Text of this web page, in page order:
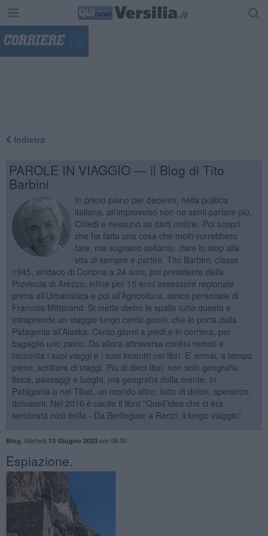
Indietro
PAROLE IN VIAGGIO — il Blog di Tito
Barbini
In primo piano per decenni, nella politica
italiana, all’improvviso non ne senti parlare più.
Chiedi e nessuno sa darti notizie. Poi scopri
che ha fatto una cosa che molti vorrebbero
fare, ma sognano soltanto: dare lo stop alla
vita di sempre e partire. Tito Barbini, classe
1945, sindaco di Cortona a 24 anni, poi presidente della
Provincia di Arezzo, infine per 15 anni assessore regionale
prima all’Urbanistica e poi all’Agricoltura, amico personale di
Francois Mitterand. Si mette dietro le spalle tutto questo e
intraprende un viaggio lungo cento giorni, che lo porta dalla
Patagonia all’Alaska. Cento giorni a piedi e in corriera, per
bagaglio uno zaino. Da allora attraversa confini remoti e
racconta i suoi viaggi e i suoi incontri nei libri. E’ ormai, a tempo
pieno, scrittore di viaggi. Più di dieci libri, non solo geografia
fisica, paesaggi e luoghi, ma geografia della mente. In
Patagonia o nel Tibet, un mondo altro, fatto di dolori, speranze,
delusioni. Nel 2016 è uscito il libro "Quell’idea che ci era
sembrata così bella - Da Berlinguer a Renzi, il lungo viaggio"
Blog Martedì 13 Giugno 2023ore 08:00
Espiazione.